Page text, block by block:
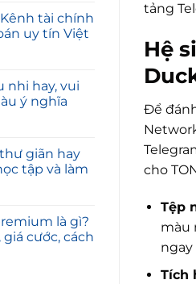
tài chính
uy tín Việt
nhi hay, vui
ý nghĩa
giãn hay
tập và làm
là gì?
cước, cách
tảng
Hệ
Để
cho
Tệp
màu
Tích